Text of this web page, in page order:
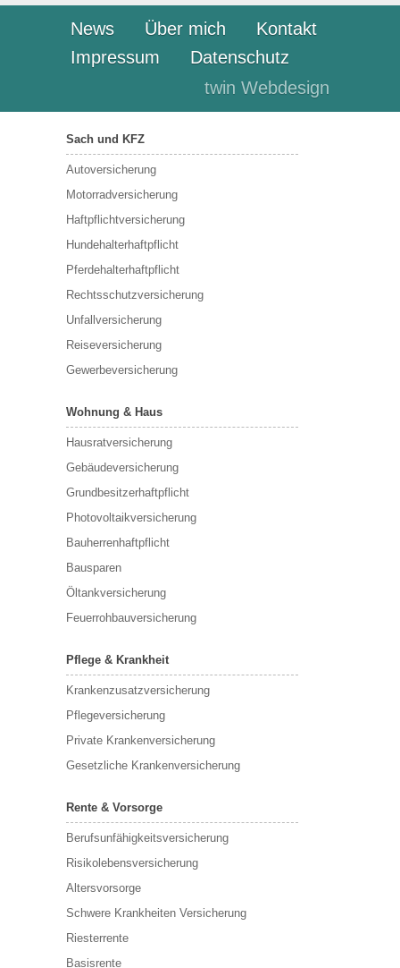
News Über mich
Kontakt
Impressum
Datenschutz
twin Webdesign
Sach und KFZ
Autoversicherung
Motorradversicherung
Haftpflichtversicherung
Hundehalterhaftpflicht
Pferdehalterhaftpflicht
Rechtsschutzversicherung
Unfallversicherung
Reiseversicherung
Gewerbeversicherung
Wohnung & Haus
Hausratversicherung
Gebäudeversicherung
Grundbesitzerhaftpflicht
Photovoltaikversicherung
Bauherrenhaftpflicht
Bausparen
Öltankversicherung
Feuerrohbauversicherung
Pflege & Krankheit
Krankenzusatzversicherung
Pflegeversicherung
Private Krankenversicherung
Gesetzliche Krankenversicherung
Rente & Vorsorge
Berufs­unfähigkeitsversicherung
Risikolebensversicherung
Altersvorsorge
Schwere Krankheiten Versicherung
Riesterrente
Basisrente